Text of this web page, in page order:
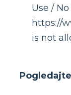
Use /
https://
is not